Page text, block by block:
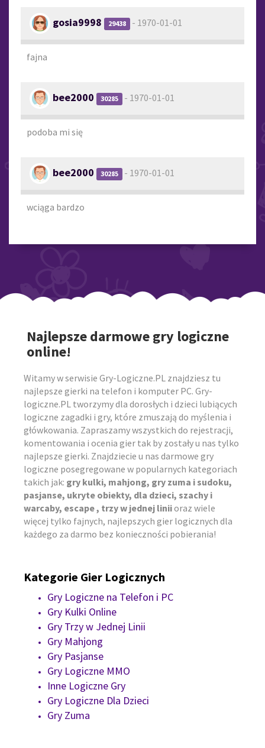
gosia9998 29438 - 1970-01-01
fajna
bee2000 30285 - 1970-01-01
podoba mi się
bee2000 30285 - 1970-01-01
wciąga bardzo
Najlepsze darmowe gry logiczne
online!
Witamy w serwisie Gry-Logiczne.PL znajdziesz tu
najlepsze gierki na telefon i komputer PC. Gry-
logiczne.PL tworzymy dla dorosłych i dzieci lubiących
logiczne zagadki i gry, które zmuszają do myślenia i
główkowania. Zapraszamy wszystkich do rejestracji,
komentowania i ocenia gier tak by zostały u nas tylko
najlepsze gierki. Znajdziecie u nas darmowe gry
logiczne posegregowane w popularnych kategoriach
takich jak: gry kulki, mahjong, gry zuma i sudoku,
pasjanse, ukryte obiekty, dla dzieci, szachy i
warcaby, escape , trzy w jednej liniioraz wiele
więcej tylko fajnych, najlepszych gier logicznych dla
każdego za darmo bez konieczności pobierania!
Kategorie Gier Logicznych
Gry Logiczne na Telefon i PC
Gry Kulki Online
Gry Trzy w Jednej Linii
Gry Mahjong
Gry Pasjanse
Gry Logiczne MMO
Inne Logiczne Gry
Gry Logiczne Dla Dzieci
Gry Zuma